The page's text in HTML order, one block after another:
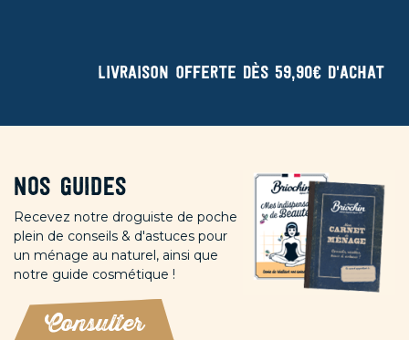
Livraison offerte dès 59,90€ d'achat
Nos guides
Recevez notre droguiste de poche
plein de conseils & d'astuces pour
un ménage au naturel, ainsi que
notre guide cosmétique !
Consulter